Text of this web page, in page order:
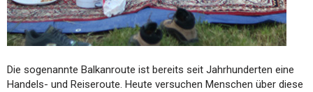
Die sogenannte Balkanroute ist bereits seit Jahrhunderten eine
Handels- und Reiseroute. Heute versuchen Menschen über diese